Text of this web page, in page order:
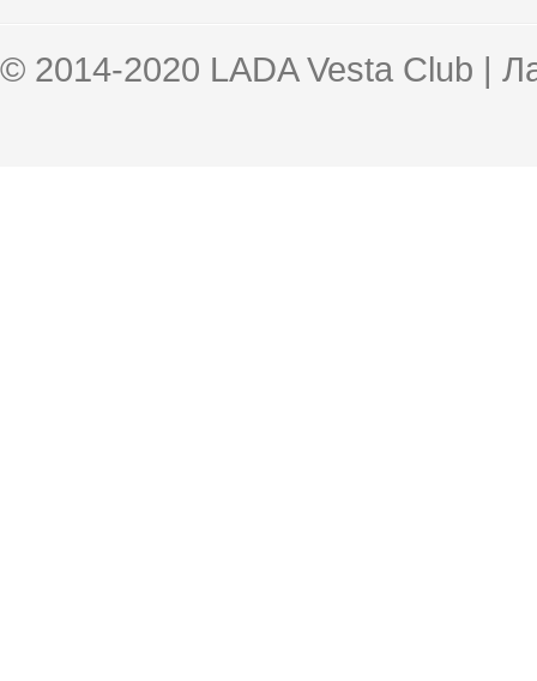
© 2014-2020 LADA Vesta Club |